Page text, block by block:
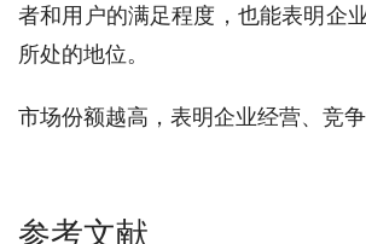
者和用户的满足程度，也能表明企
所处的地位。
市场份额越高，表明企业经营、竞争
参考文献